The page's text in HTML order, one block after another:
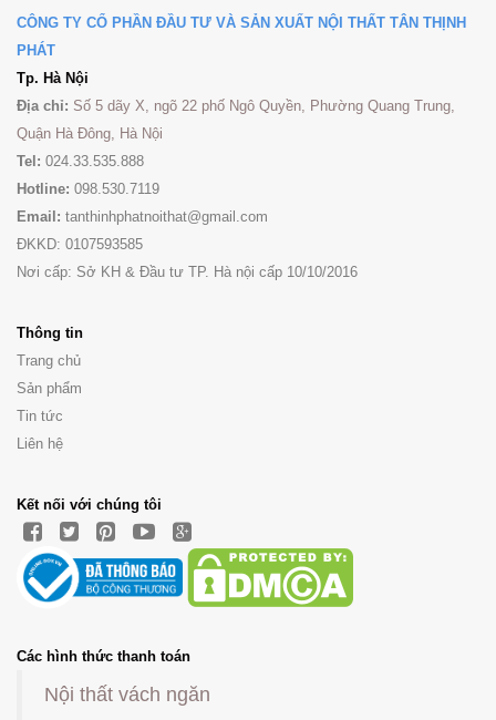
CÔNG TY CỔ PHẦN ĐẦU TƯ VÀ SẢN XUẤT NỘI THẤT TÂN THỊNH
PHÁT
Tp. Hà Nội
Địa chỉ: Số 5 dãy X, ngõ 22 phố Ngô Quyền, Phường Quang Trung,
Quận Hà Đông, Hà Nội
Tel: 024.33.535.888
Hotline: 098.530.7119
Email: tanthinhphatnoithat@gmail.com
ĐKKD: 0107593585
Nơi cấp: Sở KH & Đầu tư TP. Hà nội cấp 10/10/2016
Thông tin
Trang chủ
Sản phẩm
Tin tức
Liên hệ
Kết nối với chúng tôi
Các hình thức thanh toán
Nội thất vách ngăn